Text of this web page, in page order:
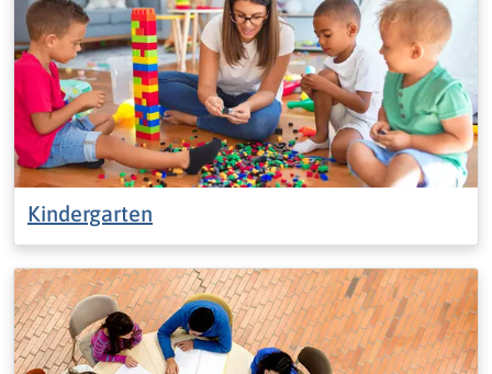
Kindergarten